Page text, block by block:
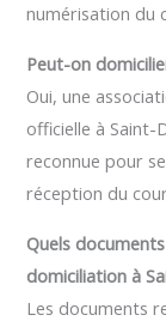
numérisation du
Peut-on
Oui, une
officielle à Saint-
reconnue pour
réception du
Quels
domiciliation à
Les documents